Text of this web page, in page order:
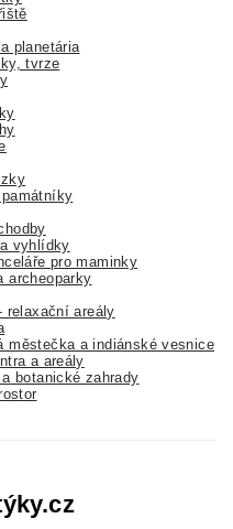
planetária
tvrze
vyhlídky
pro maminky
archeoparky
relaxační areály
městečka a indiánské vesnice
a areály
botanické zahrady